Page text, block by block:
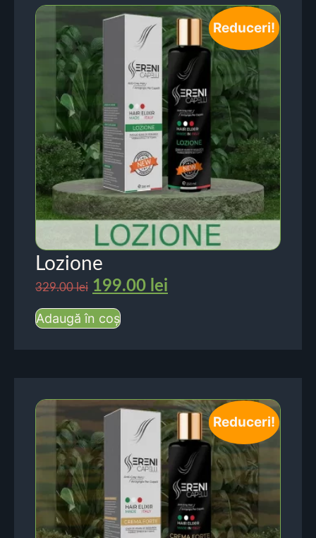
Reduceri!
Lozione
329.00lei 199.00 lei
Adaugă în coș
Reduceri!